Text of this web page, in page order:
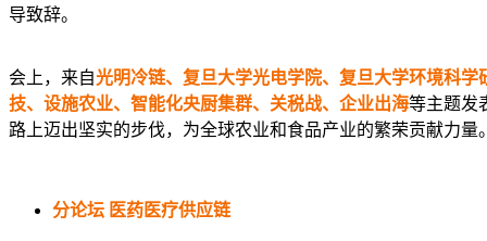
导致辞。
会上，来自光明冷链、复旦大学光电学院、复旦大学环境科
技、设施农业、智能化央厨集群、关税战、企业出海等主题发
路上迈出坚实的步伐，为全球农业和食品产业的繁荣贡献力量
分论坛 医药医疗供应链